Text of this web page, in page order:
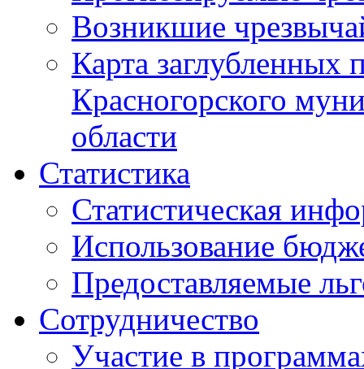
Возникшие
Карта
Красногорского
области
Статистика
Статистическая
Использование
Предоставляемые
Сотрудничество
Участие в